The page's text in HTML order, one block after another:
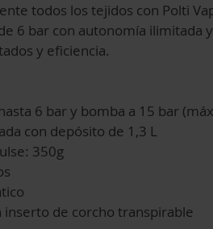
todos los tejidos con Polti
6 bar con autonomía ilimitada
y eficiencia.
6 bar y bomba a 15 bar
con depósito de 1,3 L
350g
inserto de corcho transpirable